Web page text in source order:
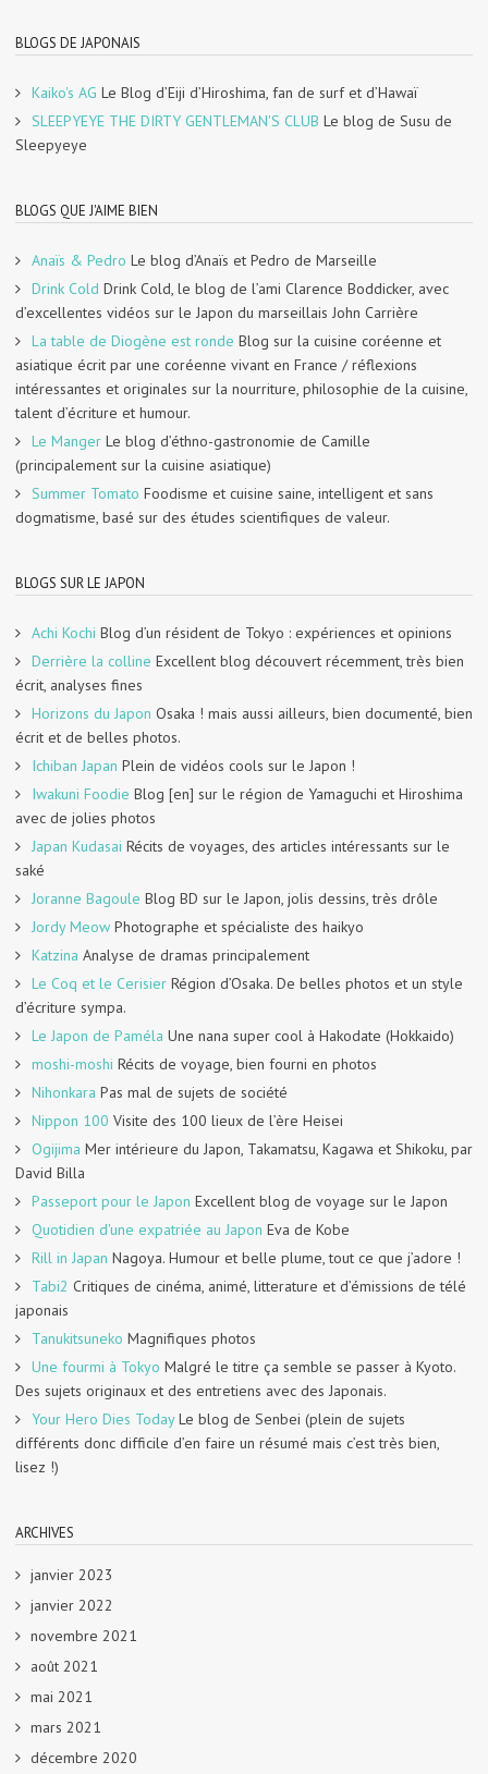
BLOGS DE JAPONAIS
Kaiko's AG Le Blog d’Eiji d’Hiroshima, fan de surf et d’Hawaï
SLEEPYEYE THE DIRTY GENTLEMAN'S CLUB Le blog de Susu de
Sleepyeye
BLOGS QUE J'AIME BIEN
Anaïs & Pedro Le blog d’Anaïs et Pedro de Marseille
Drink Cold Drink Cold, le blog de l’ami Clarence Boddicker, avec
d’excellentes vidéos sur le Japon du marseillais John Carrière
La table de Diogène est ronde Blog sur la cuisine coréenne et
asiatique écrit par une coréenne vivant en France / réflexions
intéressantes et originales sur la nourriture, philosophie de la cuisine,
talent d’écriture et humour.
Le Manger Le blog d’éthno-gastronomie de Camille
(principalement sur la cuisine asiatique)
Summer Tomato Foodisme et cuisine saine, intelligent et sans
dogmatisme, basé sur des études scientifiques de valeur.
BLOGS SUR LE JAPON
Achi Kochi Blog d’un résident de Tokyo : expériences et opinions
Derrière la colline Excellent blog découvert récemment, très bien
écrit, analyses fines
Horizons du Japon Osaka ! mais aussi ailleurs, bien documenté, bien
écrit et de belles photos.
Ichiban Japan Plein de vidéos cools sur le Japon !
Iwakuni Foodie Blog [en] sur le région de Yamaguchi et Hiroshima
avec de jolies photos
Japan Kudasai Récits de voyages, des articles intéressants sur le
saké
Joranne Bagoule Blog BD sur le Japon, jolis dessins, très drôle
Jordy Meow Photographe et spécialiste des haikyo
Katzina Analyse de dramas principalement
Le Coq et le Cerisier Région d’Osaka. De belles photos et un style
d’écriture sympa.
Le Japon de Paméla Une nana super cool à Hakodate (Hokkaido)
moshi-moshi Récits de voyage, bien fourni en photos
Nihonkara Pas mal de sujets de société
Nippon 100 Visite des 100 lieux de l’ère Heisei
Ogijima Mer intérieure du Japon, Takamatsu, Kagawa et Shikoku, par
David Billa
Passeport pour le Japon Excellent blog de voyage sur le Japon
Quotidien d'une expatriée au Japon Eva de Kobe
Rill in Japan Nagoya. Humour et belle plume, tout ce que j’adore !
Tabi2 Critiques de cinéma, animé, litterature et d’émissions de télé
japonais
Tanukitsuneko Magnifiques photos
Une fourmi à Tokyo Malgré le titre ça semble se passer à Kyoto.
Des sujets originaux et des entretiens avec des Japonais.
Your Hero Dies TodayLe blog de Senbei (plein de sujets
différents donc difficile d’en faire un résumé mais c’est très bien,
lisez !)
ARCHIVES
janvier 2023
janvier 2022
novembre 2021
août 2021
mai 2021
mars 2021
décembre 2020